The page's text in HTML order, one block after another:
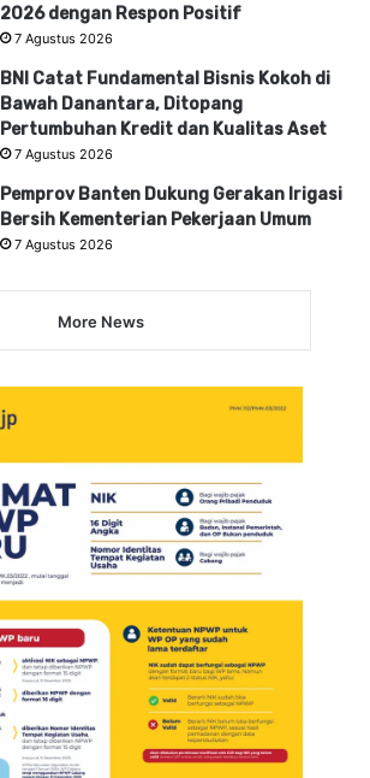
2026 dengan Respon Positif
7 Agustus 2026
BNI Catat Fundamental Bisnis Kokoh di
Bawah Danantara, Ditopang
Pertumbuhan Kredit dan Kualitas Aset
7 Agustus 2026
Pemprov Banten Dukung Gerakan Irigasi
Bersih Kementerian Pekerjaan Umum
7 Agustus 2026
More News